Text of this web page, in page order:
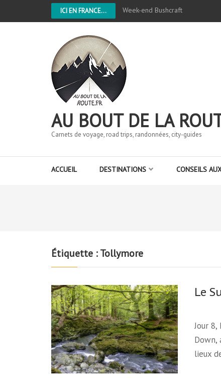
ICI EN FRANCE... Week-end Bushcraft
AU BOUT DE LA
Carnets de voyage, road trips, randonnées, city-guides
ACCUEIL DESTINATIONS CONSEILS
Étiquette :Tollymore
Le
Jour
Down,
lieux